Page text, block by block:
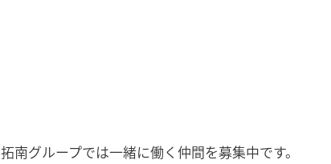
拓南グループでは一緒に働く 仲間を募集中です。